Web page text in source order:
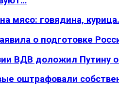
мясо: говядина,
о подготовке
ВДВ доложил Путину
оштрафовали